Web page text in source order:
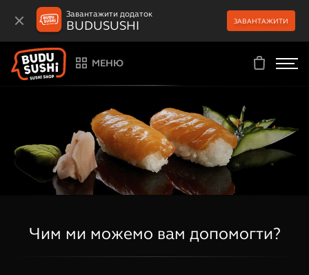
Завантажити додаток
BUDUSUSHI ЗАВАНТАЖИТИ
МЕНЮ
Чим ми можемо вам допомогти?